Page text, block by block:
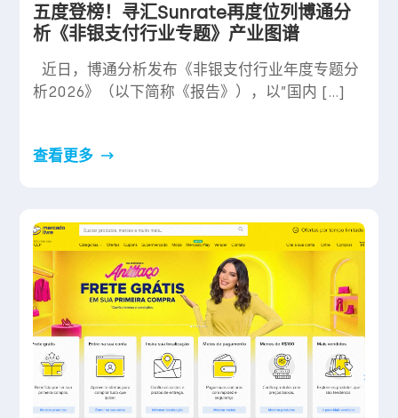
五度登榜！寻汇Sunrate再度位列博通分
析《非银支付行业专题》产业图谱
近日，博通分析发布《非银支付行业年度专题分
析2026》（以下简称《报告》），以”国内 […]
查看更多